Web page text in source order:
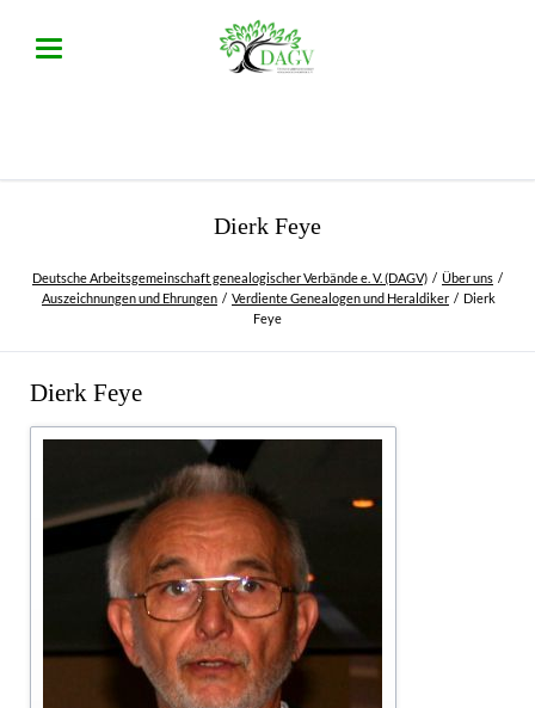
Dierk Feye
Deutsche Arbeitsgemeinschaft genealogischer Verbände e. V. (DAGV)
Über uns
Auszeichnungen und Ehrungen
Verdiente Genealogen und Heraldiker
Dierk
Feye
Dierk Feye